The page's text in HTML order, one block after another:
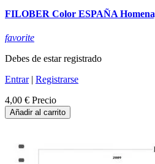
FILOBER Color ESPAÑA
favorite
Debes de estar registrado
Entrar| Registrarse
4,00 € Precio
Añadir al carrito